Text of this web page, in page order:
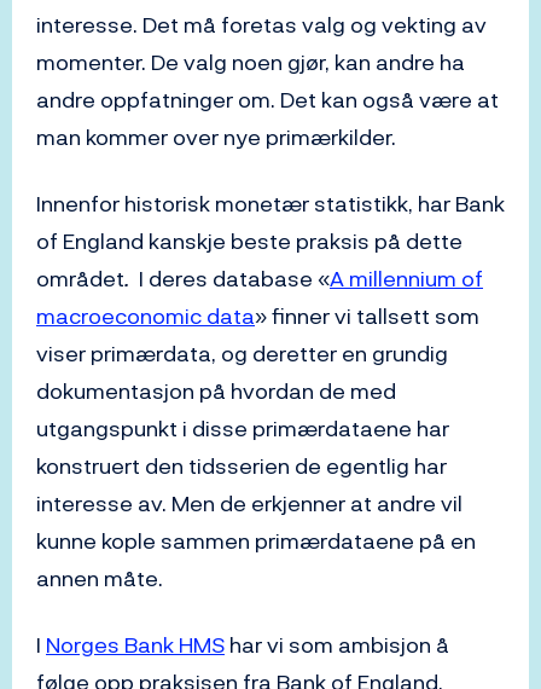
interesse. Det må foretas valg og vekting av
momenter. De valg noen gjør, kan andre ha
andre oppfatninger om. Det kan også være at
man kommer over nye primærkilder.
Innenfor historisk monetær statistikk, har Bank
of England kanskje beste praksis på dette
området. I deres database «A millennium of
macroeconomic data» finner vi tallsett som
viser primærdata, og deretter en grundig
dokumentasjon på hvordan de med
utgangspunkt i disse primærdataene har
konstruert den tidsserien de egentlig har
interesse av. Men de erkjenner at andre vil
kunne kople sammen primærdataene på en
annen måte.
I Norges Bank HMShar vi som ambisjon å